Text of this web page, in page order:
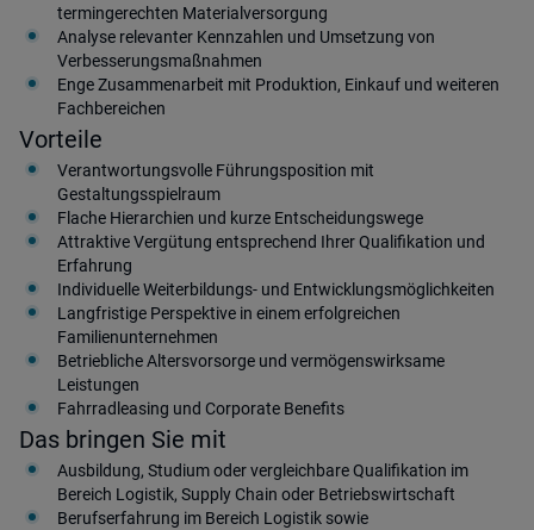
termingerechten Materialversorgung
Analyse relevanter Kennzahlen und Umsetzung von
Verbesserungsmaßnahmen
Enge Zusammenarbeit mit Produktion, Einkauf und weiteren
Fachbereichen
Vorteile
Verantwortungsvolle Führungsposition mit
Gestaltungsspielraum
Flache Hierarchien und kurze Entscheidungswege
Attraktive Vergütung entsprechend Ihrer Qualifikation und
Erfahrung
Individuelle Weiterbildungs- und Entwicklungsmöglichkeiten
Langfristige Perspektive in einem erfolgreichen
Familienunternehmen
Betriebliche Altersvorsorge und vermögenswirksame
Leistungen
Fahrradleasing und Corporate Benefits
Das bringen Sie mit
Ausbildung, Studium oder vergleichbare Qualifikation im
Bereich Logistik, Supply Chain oder Betriebswirtschaft
Berufserfahrung im Bereich Logistik sowie